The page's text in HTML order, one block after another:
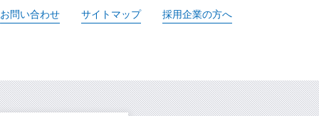
お問い合わせ サイトマップ 採用企業の方へ